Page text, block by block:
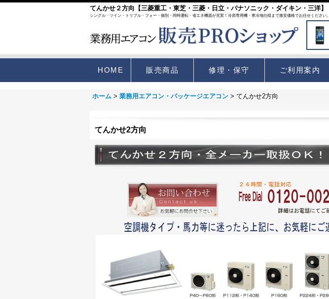
てんかせ２方向【三菱重工・東芝・三菱・日立・パナソニック・ダイキン・三洋】
シングル・ツイン・トリプル・フォー・個別・同時運転・省エネ機器が充実！冷房専用機・寒冷地仕様まで激安価格でお任せください。
HOME 販売商品 修理・保守 ご利用案内
ホーム > 業務用エアコン・パッケージエアコン > てんかせ2方向
てんかせ2方向